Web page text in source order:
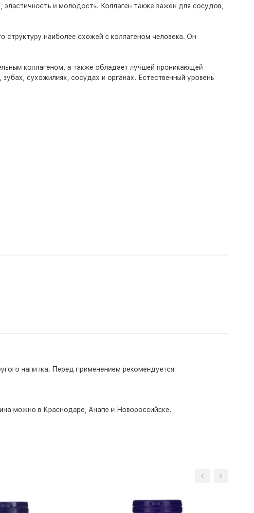
и молодость. Коллаген также важен для сосудов,
структуру наиболее схожей с коллагеном человека. Он
коллагеном, а также обладает лучшей проникающей
сухожилиях, сосудах и органах. Естественный уровень
напитка. Перед применением рекомендуется
можно в Краснодаре, Анапе и Новороссийске.